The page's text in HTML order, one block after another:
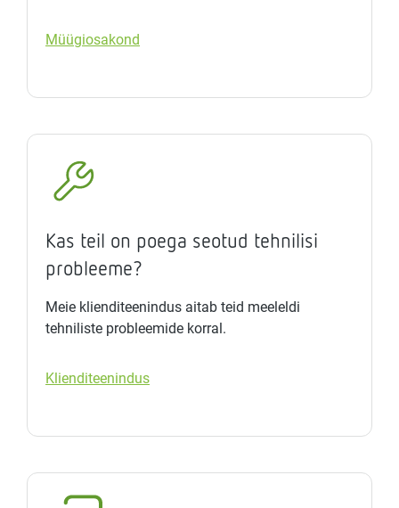
Müügiosakond
Kas teil on poega seotud tehnilisi
probleeme?
Meie klienditeenindus aitab teid meeleldi
tehniliste probleemide korral.
Klienditeenindus